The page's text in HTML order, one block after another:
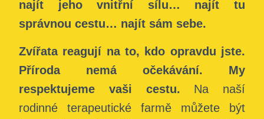
najít jeho vnitřní sílu… najít tu
správnou cestu… najít sám sebe.
Zvířata reagují na to, kdo opravdu jste.
Příroda nemá očekávání. My
respektujeme vaši cestu. Na naší
rodinné terapeutické farmě můžete být